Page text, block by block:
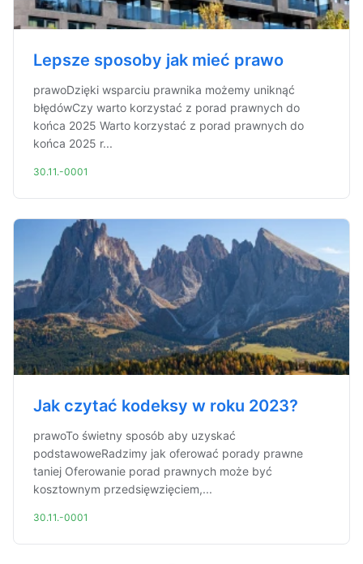
Lepsze sposoby jak mieć prawo
prawoDzięki wsparciu prawnika możemy uniknąć
błędówCzy warto korzystać z porad prawnych do
końca 2025 Warto korzystać z porad prawnych do
końca 2025 r...
30.11.-0001
Jak czytać kodeksy w roku 2023?
prawoTo świetny sposób aby uzyskać
podstawoweRadzimy jak oferować porady prawne
taniej Oferowanie porad prawnych może być
kosztownym przedsięwzięciem,...
30.11.-0001